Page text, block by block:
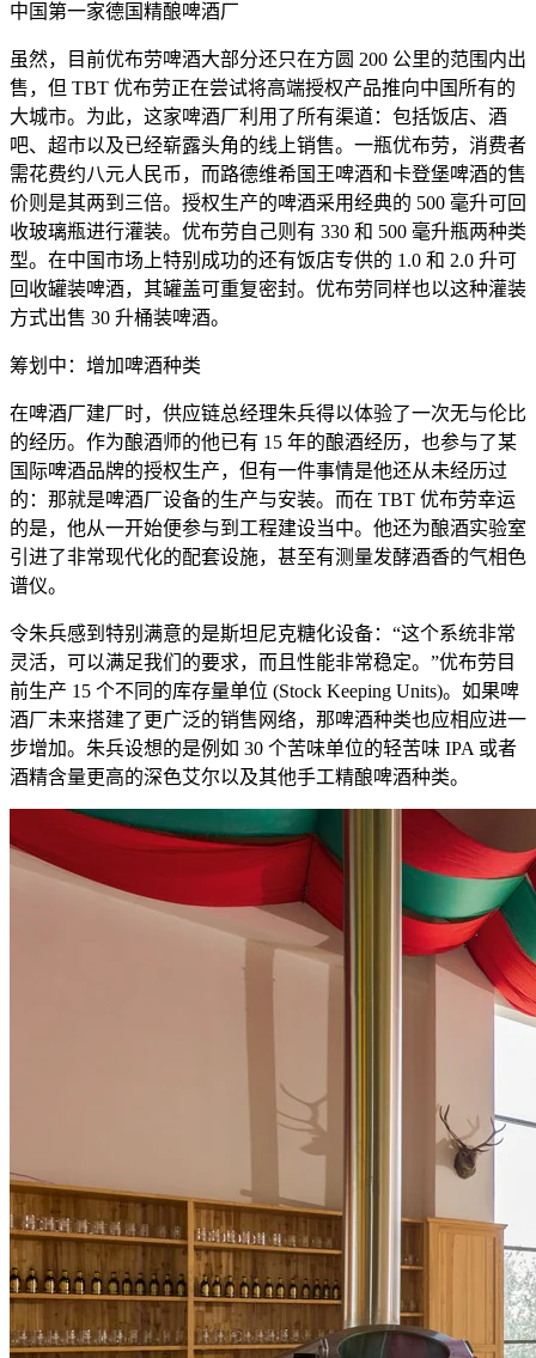
中国第一家德国精酿啤酒厂
虽然，目前优布劳啤酒大部分还只在方圆 200 公里的范围内出
售，但 TBT 优布劳正在尝试将高端授权产品推向中国所有的
大城市。为此，这家啤酒厂利用了所有渠道：包括饭店、酒
吧、超市以及已经崭露头角的线上销售。一瓶优布劳，消费者
需花费约八元人民币，而路德维希国王啤酒和卡登堡啤酒的售
价则是其两到三倍。授权生产的啤酒采用经典的 500 毫升可回
收玻璃瓶进行灌装。优布劳自己则有 330 和 500 毫升瓶两种类
型。在中国市场上特别成功的还有饭店专供的 1.0 和 2.0 升可
回收罐装啤酒，其罐盖可重复密封。优布劳同样也以这种灌装
方式出售 30 升桶装啤酒。
筹划中：增加啤酒种类
在啤酒厂建厂时，供应链总经理朱兵得以体验了一次无与伦比
的经历。作为酿酒师的他已有 15 年的酿酒经历，也参与了某
国际啤酒品牌的授权生产，但有一件事情是他还从未经历过
的：那就是啤酒厂设备的生产与安装。而在 TBT 优布劳幸运
的是，他从一开始便参与到工程建设当中。他还为酿酒实验室
引进了非常现代化的配套设施，甚至有测量发酵酒香的气相色
谱仪。
令朱兵感到特别满意的是斯坦尼克糖化设备：“这个系统非常
灵活，可以满足我们的要求，而且性能非常稳定。”优布劳目
前生产 15 个不同的库存量单位 (Stock Keeping Units)。如果啤
酒厂未来搭建了更广泛的销售网络，那啤酒种类也应相应进一
步增加。朱兵设想的是例如 30 个苦味单位的轻苦味 IPA 或者
酒精含量更高的深色艾尔以及其他手工精酿啤酒种类。